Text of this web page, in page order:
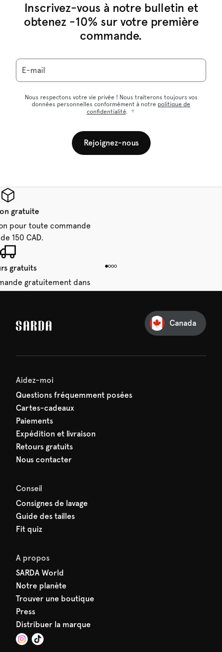
Inscrivez-vous à notre bulletin et
obtenez -10% sur votre première
commande.
E-mail
Nous respectons votre vie privée ! Nous traiterons toujours vos
données personnelles conformément à notre politique de
confidentialité.
Rejoignez-nous
gratuite
pour toute commande
150 CAD.
gratuits
gratuitement dans
jours.
commande
Canada
Aidez-moi
Questions fréquemment posées
Cartes-cadeaux
Paiements
Expédition et livraison
Retours gratuits
Nous contacter
Conseil
Consignes de lavage
Guide des tailles
Fit quiz
A propos
SARDA World
Notre planète
Trouver une boutique
Press
Distribuer la marque